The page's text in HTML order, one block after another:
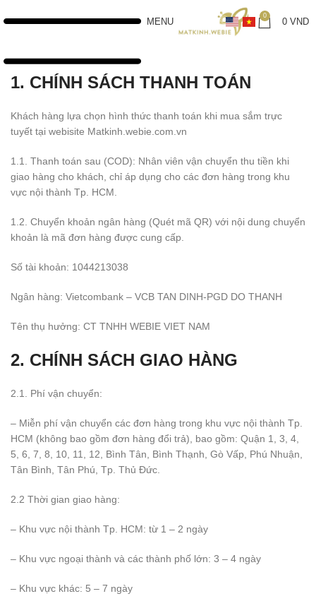
MENU
0
0 VND
1. CHÍNH SÁCH THANH TOÁN
Khách hàng lựa chọn hình thức thanh toán khi mua sắm trực
tuyết tại webisite Matkinh.webie.com.vn
1.1. Thanh toán sau (COD): Nhân viên vận chuyển thu tiền khi
giao hàng cho khách, chỉ áp dụng cho các đơn hàng trong khu
vực nội thành Tp. HCM.
1.2. Chuyển khoản ngân hàng (Quét mã QR) với nội dung chuyển
khoản là mã đơn hàng được cung cấp.
Số tài khoản: 1044213038
Ngân hàng: Vietcombank – VCB TAN DINH-PGD DO THANH
Tên thụ hưởng: CT TNHH WEBIE VIET NAM
2. CHÍNH SÁCH GIAO HÀNG
2.1. Phí vận chuyển:
– Miễn phí vận chuyển các đơn hàng trong khu vực nội thành Tp.
HCM (không bao gồm đơn hàng đổi trả), bao gồm: Quận 1, 3, 4,
5, 6, 7, 8, 10, 11, 12, Bình Tân, Bình Thạnh, Gò Vấp, Phú Nhuận,
Tân Bình, Tân Phú, Tp. Thủ Đức.
2.2 Thời gian giao hàng:
– Khu vực nội thành Tp. HCM: từ 1 – 2 ngày
– Khu vực ngoại thành và các thành phố lớn: 3 – 4 ngày
– Khu vực khác: 5 – 7 ngày